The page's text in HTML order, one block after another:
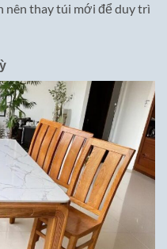
nên thay túi mới để duy trì